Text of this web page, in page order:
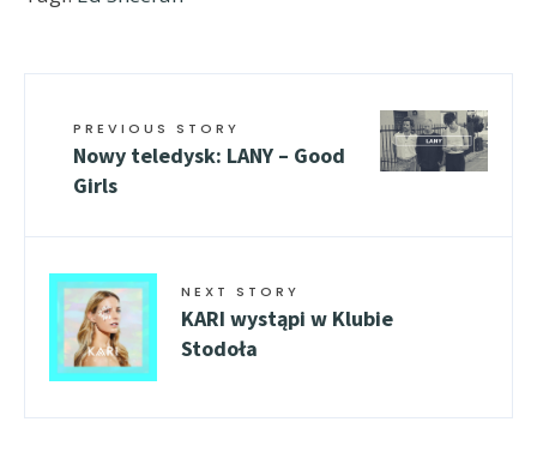
PREVIOUS STORY
Nowy teledysk: LANY – Good
Girls
NEXT STORY
KARI wystąpi w Klubie
Stodoła